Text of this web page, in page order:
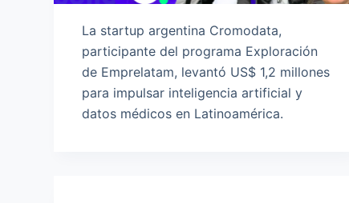
La startup argentina Cromodata,
participante del programa Exploración
de Emprelatam, levantó US$ 1,2 millones
para impulsar inteligencia artificial y
datos médicos en Latinoamérica.